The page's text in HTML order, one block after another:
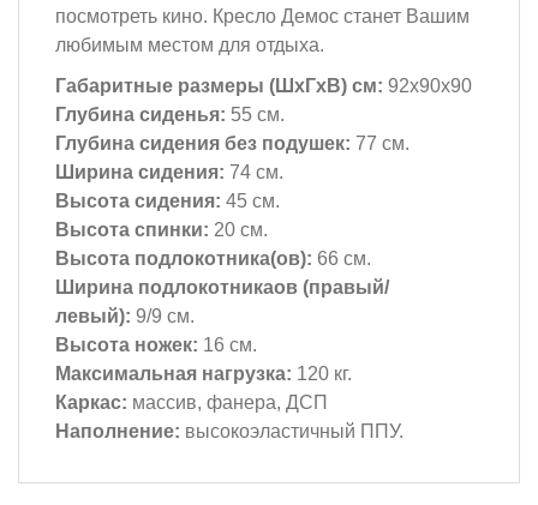
посмотреть кино. Кресло Демос станет Вашим
любимым местом для отдыха.
Габаритные размеры (ШхГхВ) см: 92х90х90
Глубина сиденья: 55 см.
Глубина сидения без подушек: 77 см.
Ширина сидения: 74 см.
Высота сидения: 45 см.
Высота спинки: 20 см.
Высота подлокотника(ов): 66 см.
Ширина подлокотникаов (правый/
левый): 9/9 см.
Высота ножек: 16 см.
Максимальная нагрузка: 120 кг.
Каркас: массив, фанера, ДСП
Наполнение: высокоэластичный ППУ.